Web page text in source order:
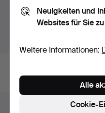
Sie suchen in unserem
Auktionen.
Fußzeilen-
Neuigkeiten und
Websites für Sie
Weitere Informationen:
Cookie-
Alle